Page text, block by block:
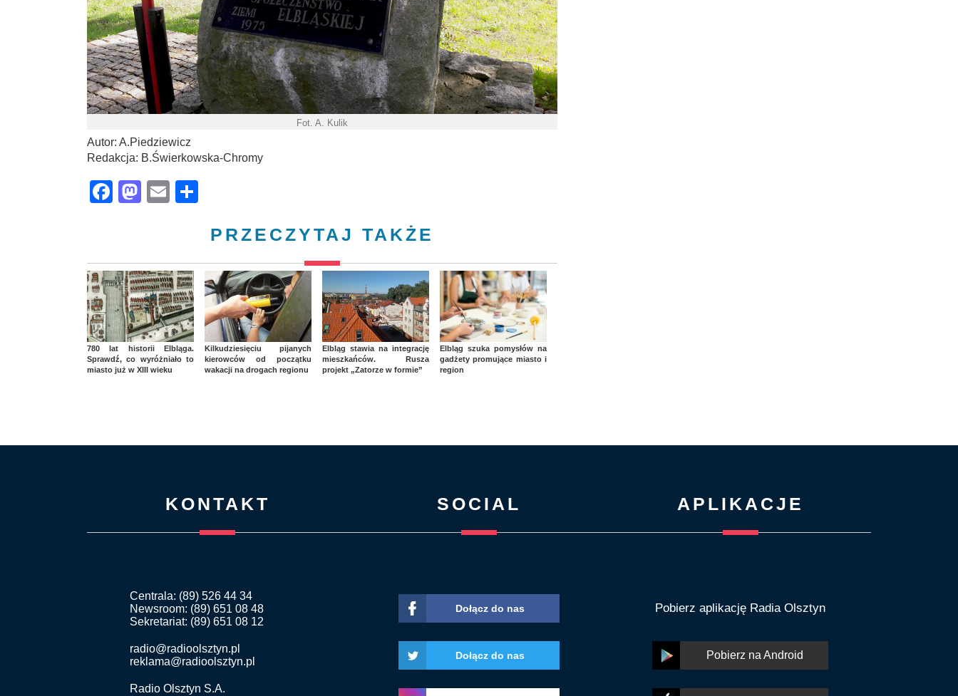
Fot. A. Kulik
Autor: A.Piedziewicz
Redakcja: B.Świerkowska-Chromy
Facebook
Mastodon
Email
PRZECZYTAJ TAKŻE
780 lat historii Elbląga.
Sprawdź, co wyróżniało to
miasto już w XIII wieku
Kilkudziesięciu pijanych
kierowców od początku
wakacji na drogach regionu
Elbląg stawia na integrację
mieszkańców. Rusza
projekt „Zatorze w formie”
Elbląg szuka pomysłów na
gadżety promujące miasto i
region
KONTAKT
Centrala: (89) 526 44 34
Newsroom: (89) 651 08 48
Sekretariat: (89) 651 08 12
radio@radioolsztyn.pl
reklama@radioolsztyn.pl
Radio Olsztyn S.A.
SOCIAL
Dołącz do nas
Dołącz do nas
APLIKACJE
Pobierz aplikację Radia Olsztyn
Pobierz na Android